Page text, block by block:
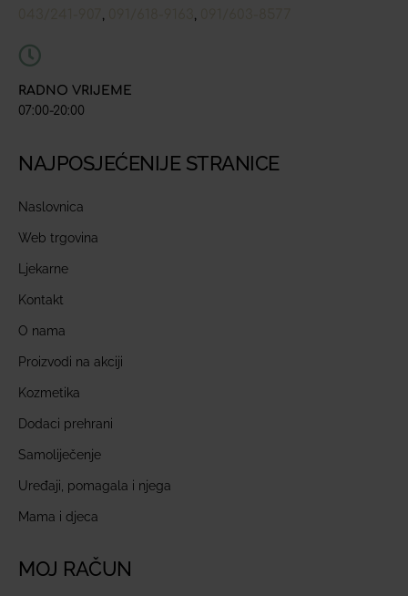
, ,
RADNO VRIJEME
07:00-20:00
NAJPOSJEĆENIJE STRANICE
Naslovnica
Web trgovina
Ljekarne
Kontakt
O nama
Proizvodi na akciji
Kozmetika
Dodaci prehrani
Samoliječenje
Uređaji, pomagala i njega
Mama i djeca
MOJ RAČUN